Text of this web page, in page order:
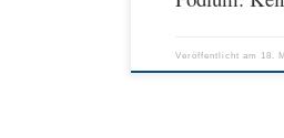
Veröffentlicht am 18.